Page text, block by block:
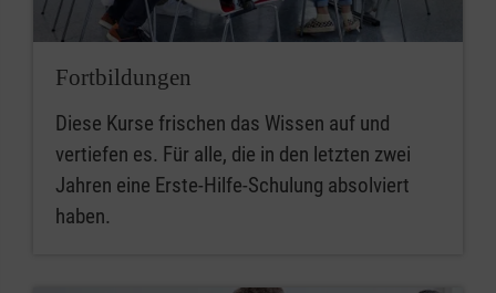
Fortbildungen
Diese Kurse frischen das Wissen auf und
vertiefen es. Für alle, die in den letzten zwei
Jahren eine Erste-Hilfe-Schulung absolviert
haben.